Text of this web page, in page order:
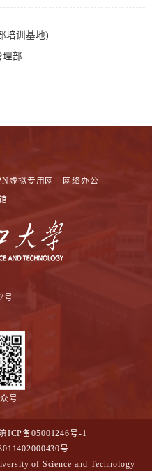
培训基地)
理部
虚拟专用网
网络办公
号
号
ICP备05001246号-1
号
of Science and Technology